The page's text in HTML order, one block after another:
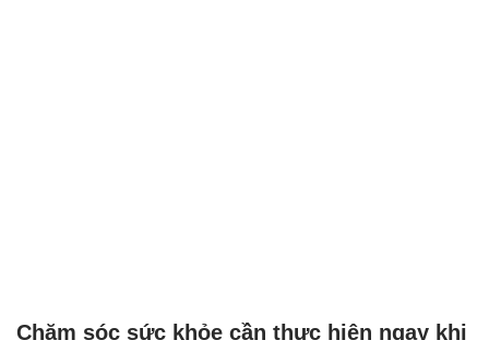
Chăm sóc sức khỏe cần thực hiện ngay khi